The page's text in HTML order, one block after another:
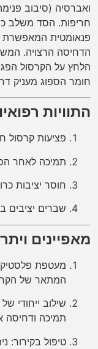
ואברסיה (סיבוב
חריפות. הסד משלב
פנאומטית המאפשרת
הדחיסה הרצויה.
הלחץ על הקרסול
חומר הספוג מעניק
התוויות
פציעות קרסול
תמיכה לאחר
חוסר יציבות
שברים יציבים
מאפיינים
מעטפת פלסטיק
המתאר של
שילוב ייחודי
תמיכה ודחיסה
טיפול בקירור: